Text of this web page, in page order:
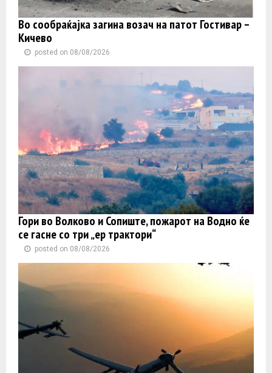
Во сообраќајка загина возач на патот Гостивар –
Кичево
posted on 08/08/2026
Гори во Волково и Сопиште, пожарот на Водно ќе
се гасне со три „ер трактори“
posted on 08/08/2026